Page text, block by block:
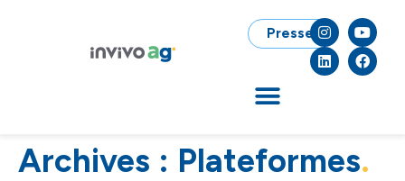
Presse
Archives : Plateformes